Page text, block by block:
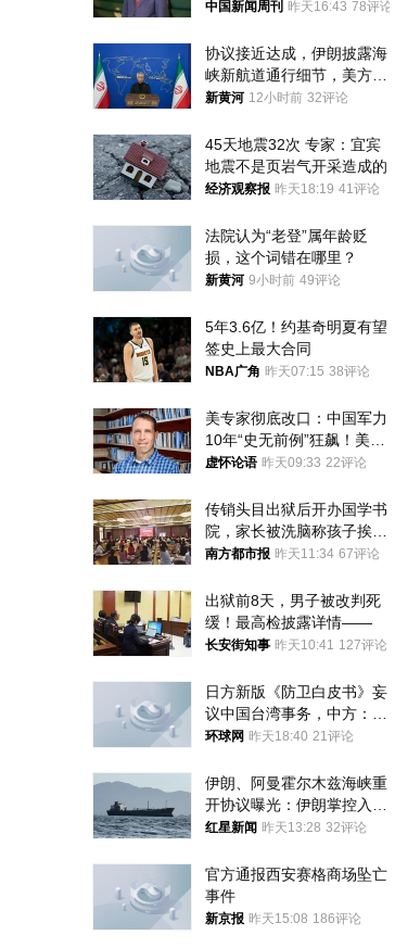
中国新闻周刊 昨天16:43 78评论
协议接近达成，伊朗披露海
峡新航道通行细节，美方再
提“倒计时”
新黄河 12小时前 32评论
45天地震32次 专家：宜宾
地震不是页岩气开采造成的
经济观察报 昨天18:19 41评论
法院认为“老登”属年龄贬
损，这个词错在哪里？
新黄河 9小时前 49评论
5年3.6亿！约基奇明夏有望
签史上最大合同
NBA广角 昨天07:15 38评论
美专家彻底改口：中国军力
10年“史无前例”狂飙！美军
真慌了
虚怀论语 昨天09:33 22评论
传销头目出狱后开办国学书
院，家长被洗脑称孩子挨打
才有效果
南方都市报 昨天11:34 67评论
出狱前8天，男子被改判死
缓！最高检披露详情——
长安街知事 昨天10:41 127评论
日方新版《防卫白皮书》妄
议中国台湾事务，中方：强
烈不满、坚决反对，已向日
环球网 昨天18:40 21评论
伊朗、阿曼霍尔木兹海峡重
开协议曝光：伊朗掌控入湾
航道，与阿曼平分“服务费”
红星新闻 昨天13:28 32评论
官方通报西安赛格商场坠亡
事件
新京报 昨天15:08 186评论